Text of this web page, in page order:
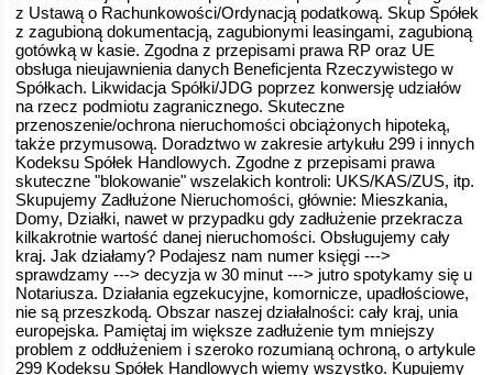
z Ustawą o Rachunkowości/Ordynacją podatkową. Skup Spółek
z zagubioną dokumentacją, zagubionymi leasingami, zagubioną
gotówką w kasie. Zgodna z przepisami prawa RP oraz UE
obsługa nieujawnienia danych Beneficjenta Rzeczywistego w
Spółkach. Likwidacja Spółki/JDG poprzez konwersję udziałów
na rzecz podmiotu zagranicznego. Skuteczne
przenoszenie/ochrona nieruchomości obciążonych hipoteką,
także przymusową. Doradztwo w zakresie artykułu 299 i innych
Kodeksu Spółek Handlowych. Zgodne z przepisami prawa
skuteczne "blokowanie" wszelakich kontroli: UKS/KAS/ZUS, itp.
Skupujemy Zadłużone Nieruchomości, głównie: Mieszkania,
Domy, Działki, nawet w przypadku gdy zadłużenie przekracza
kilkakrotnie wartość danej nieruchomości. Obsługujemy cały
kraj. Jak działamy? Podajesz nam numer księgi --->
sprawdzamy ---> decyzja w 30 minut ---> jutro spotykamy się u
Notariusza. Działania egzekucyjne, komornicze, upadłościowe,
nie są przeszkodą. Obszar naszej działalności: cały kraj, unia
europejska. Pamiętaj im większe zadłużenie tym mniejszy
problem z oddłużeniem i szeroko rozumianą ochroną, o artykule
299 Kodeksu Spółek Handlowych wiemy wszystko. Kupujemy